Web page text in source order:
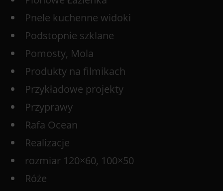
Pnele kuchenne widoki
Podstopnie szklane
Pomosty, Mola
Produkty na filmikach
Przykładowe projekty
Przyprawy
Rafa Ocean
Realizacje
rozmiar 120×60, 100×50
Róże